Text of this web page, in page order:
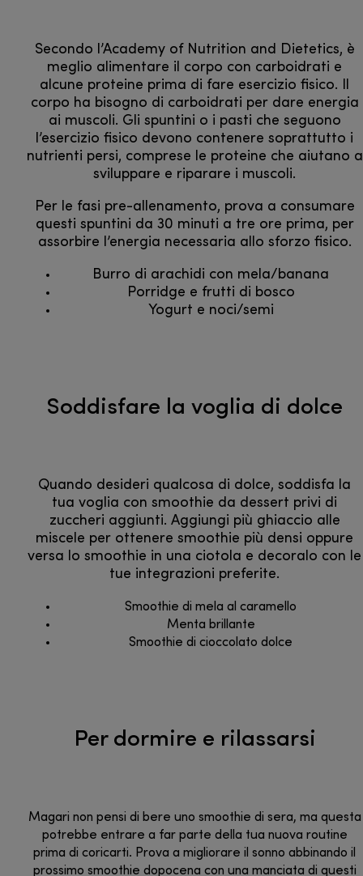
Secondo l’Academy of Nutrition and Dietetics, è
meglio alimentare il corpo con carboidrati e
alcune proteine prima di fare esercizio fisico. Il
corpo ha bisogno di carboidrati per dare energia
ai muscoli. Gli spuntini o i pasti che seguono
l’esercizio fisico devono contenere soprattutto i
nutrienti persi, comprese le proteine che aiutano a
sviluppare e riparare i muscoli.
Per le fasi pre-allenamento, prova a consumare
questi spuntini da 30 minuti a tre ore prima, per
assorbire l’energia necessaria allo sforzo fisico.
Burro di arachidi con mela/banana
Porridge e frutti di bosco
Yogurt e noci/semi
Soddisfare la voglia di dolce
Quando desideri qualcosa di dolce, soddisfa la
tua voglia con smoothie da dessert privi di
zuccheri aggiunti. Aggiungi più ghiaccio alle
miscele per ottenere smoothie più densi oppure
versa lo smoothie in una ciotola e decoralo con le
tue integrazioni preferite.
Smoothie di mela al caramello
Menta brillante
Smoothie di cioccolato dolce
Per dormire e rilassarsi
Magari non pensi di bere uno smoothie di sera, ma questa
potrebbe entrare a far parte della tua nuova routine
prima di coricarti. Prova a migliorare il sonno abbinando il
prossimo smoothie dopocena con una manciata di questi